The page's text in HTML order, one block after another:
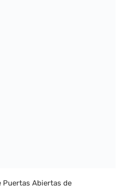
Puertas Abiertas de